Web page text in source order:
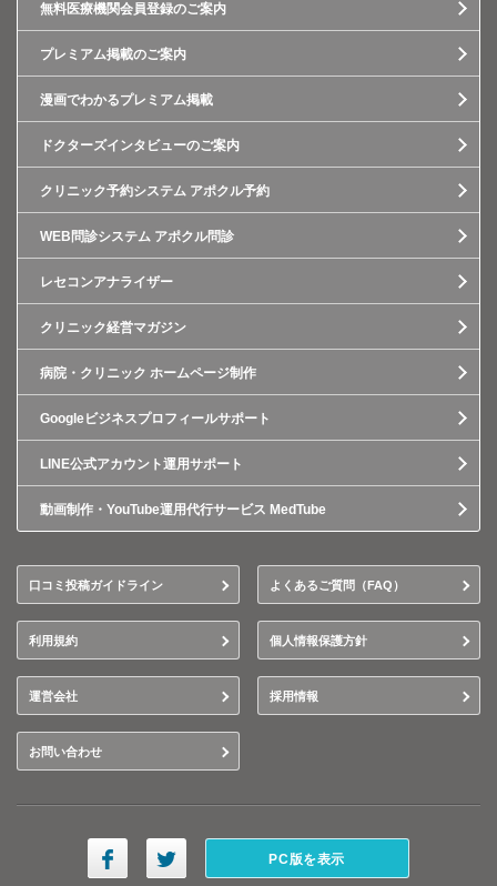
無料医療機関会員登録のご案内
プレミアム掲載のご案内
漫画でわかるプレミアム掲載
ドクターズインタビューのご案内
クリニック予約システム アポクル予約
WEB問診システム アポクル問診
レセコンアナライザー
クリニック経営マガジン
病院・クリニック ホームページ制作
Googleビジネスプロフィールサポート
LINE公式アカウント運用サポート
動画制作・YouTube運用代行サービス MedTube
口コミ投稿ガイドライン よくあるご質問（FAQ）
利用規約 個人情報保護方針
運営会社 採用情報
お問い合わせ
PC版を表示